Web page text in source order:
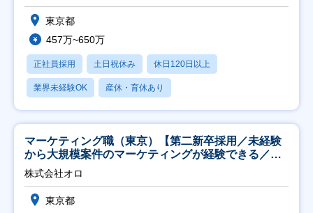
東京都
457万~650万
正社員採用 土日祝休み 休日120日以上
業界未経験OK 産休・育休あり
マーケティング職（東京）【第二新卒採用／未経験
から大規模案件のマーケティングが経験できる／研
修充実】
株式会社オロ
東京都